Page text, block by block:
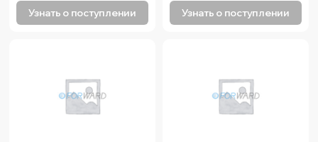
Узнать о поступлении Узнать о поступлении